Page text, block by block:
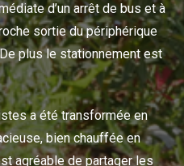
d’un arrêt de bus et à
sortie du périphérique
plus le stationnement est
a été transformée en
bien chauffée en
agréable de partager les